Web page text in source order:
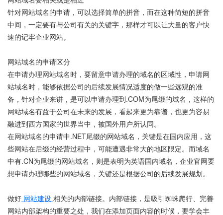
针对网站域名的申请，可以选择简单的拼音，而在这种简短的拼音
中间，一定要有与公司有关的关键字，那样才可以让大量的客户快
速的记牢企业网站。
网站域名的申请区分
在申请办理网站域名时，要留意申请办理的域名的区域性，申请网
站域名时，能够依据公司的后续发展情况适度的做一些远观的准
备，针对企业来讲，是可以申请办理到.COM为尾缀的域名，这样的
网站域名有益于公司在未来的发展，看起来更为靠谱，也更为容易
融进到西方国家的世界当中，被国外用户所认同。
在网站域名的申请中.NET尾缀的网站域名，关键是在国内应用，这
些网站在后缀的经营过程中，可能遭遇非常大的地区限定。而域名
中有.CN为尾缀的网站域名，则是表明为英语国内域名，企业官网要
想申请办理哪些的网站域名，关键还是根据公司的后续发展规划。
做好 网站建设 相关的内部链接。内部链接，是吸引蜘蛛爬行、完善
网站内部架构的重要之处，我们在添加页面内容的时候，要学会丰